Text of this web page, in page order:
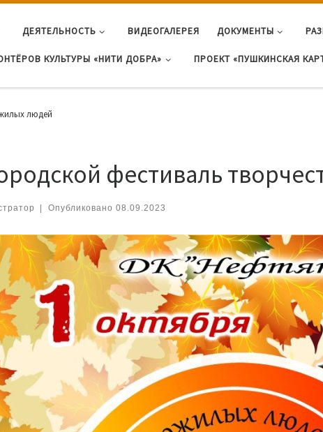
ДЕЯТЕЛЬНОСТЬ ВИДЕОГАЛЕРЕЯ ДОКУМЕНТЫ
КУЛЬТУРЫ «НИТИ ДОБРА» ПРОЕКТ «ПУШКИНСКАЯ
людей
фестиваль
Опубликовано 08.09.2023